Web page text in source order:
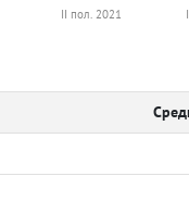
II пол. 2021